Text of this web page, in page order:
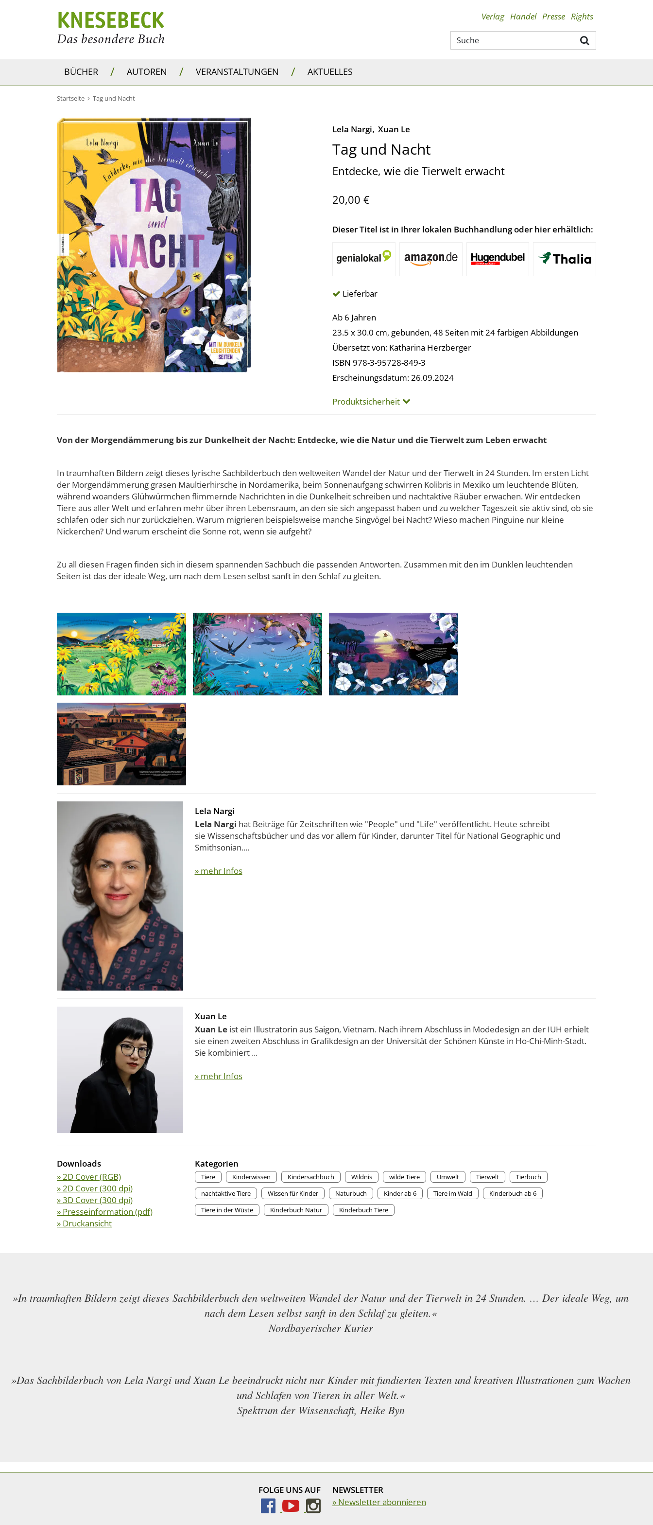
Verlag Handel Presse Rights
BÜCHER / AUTOREN / VERANSTALTUNGEN / AKTUELLES
Startseite Tag und Nacht
Lela Nargi, Xuan Le
Tag und Nacht
Entdecke, wie die Tierwelt erwacht
20,00 €
Dieser Titel ist in Ihrer lokalen Buchhandlung oder hier erhältlich:
Lieferbar
Ab 6 Jahren
23.5 x 30.0 cm, gebunden, 48 Seiten mit 24 farbigen Abbildungen
Übersetzt von: Katharina Herzberger
ISBN 978-3-95728-849-3
Erscheinungsdatum: 26.09.2024
Produktsicherheit
Von der Morgendämmerung bis zur Dunkelheit der Nacht: Entdecke, wie die Natur und die Tierwelt zum Leben erwacht
In traumhaften Bildern zeigt dieses lyrische Sachbilderbuch den weltweiten Wandel der Natur und der Tierwelt in 24 Stunden. Im ersten Licht
der Morgendämmerung grasen Maultierhirsche in Nordamerika, beim Sonnenaufgang schwirren Kolibris in Mexiko um leuchtende Blüten,
während woanders Glühwürmchen flimmernde Nachrichten in die Dunkelheit schreiben und nachtaktive Räuber erwachen. Wir entdecken
Tiere aus aller Welt und erfahren mehr über ihren Lebensraum, an den sie sich angepasst haben und zu welcher Tageszeit sie aktiv sind, ob sie
schlafen oder sich nur zurückziehen. Warum migrieren beispielsweise manche Singvögel bei Nacht? Wieso machen Pinguine nur kleine
Nickerchen? Und warum erscheint die Sonne rot, wenn sie aufgeht?
Zu all diesen Fragen finden sich in diesem spannenden Sachbuch die passenden Antworten. Zusammen mit den im Dunklen leuchtenden
Seiten ist das der ideale Weg, um nach dem Lesen selbst sanft in den Schlaf zu gleiten.
Lela Nargi
Lela Nargi hat Beiträge für Zeitschriften wie "People" und "Life" veröffentlicht. Heute schreibt
sie Wissenschaftsbücher und das vor allem für Kinder, darunter Titel für National Geographic und
Smithsonian....
» mehr Infos
Xuan Le
Xuan Leist ein Illustratorin aus Saigon, Vietnam. Nach ihrem Abschluss in Modedesign an der IUH erhielt
sie einen zweiten Abschluss in Grafikdesign an der Universität der Schönen Künste in Ho-Chi-Minh-Stadt.
Sie kombiniert ...
» mehr Infos
Downloads
» 2D Cover (RGB)
» 2D Cover (300 dpi)
» 3D Cover (300 dpi)
» Presseinformation (pdf)
» Druckansicht
Kategorien
Tiere Kinderwissen Kindersachbuch Wildnis wilde Tiere Umwelt Tierwelt
Tierbuch
nachtaktive Tiere
Wissen für Kinder Naturbuch Kinder ab 6 Tiere im Wald
Kinderbuch ab 6
Tiere in der Wüste
Kinderbuch Natur Kinderbuch Tiere
»In traumhaften Bildern zeigt dieses Sachbilderbuch den weltweiten Wandel der Natur und der Tierwelt in 24 Stunden. … Der ideale Weg, um
nach dem Lesen selbst sanft in den Schlaf zu gleiten.«
Nordbayerischer Kurier
»Das Sachbilderbuch von Lela Nargi und Xuan Le beeindruckt nicht nur Kinder mit fundierten Texten und kreativen Illustrationen zum Wachen
und Schlafen von Tieren in aller Welt.«
Spektrum der Wissenschaft, Heike Byn
FOLGE UNS AUF
NEWSLETTER
» Newsletter abonnieren